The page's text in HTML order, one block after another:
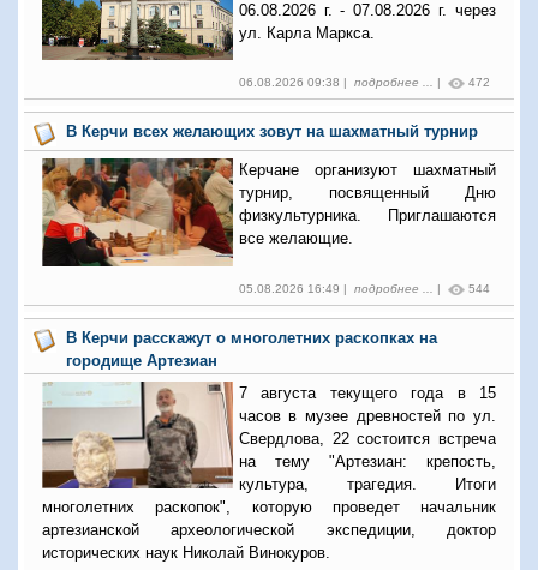
06.08.2026 г. - 07.08.2026 г. через
ул. Карла Маркса.
06.08.2026 09:38 | подробнее ... 472
В Керчи всех желающих зовут на шахматный турнир
Керчане организуют шахматный
турнир, посвященный Дню
физкультурника. Приглашаются
все желающие.
05.08.2026 16:49 | подробнее ... | 544
В Керчи расскажут о многолетних раскопках на
городище Артезиан
7 августа текущего года в 15
часов в музее древностей по ул.
Свердлова, 22 состоится встреча
на тему "Артезиан: крепость,
культура, трагедия. Итоги
многолетних раскопок", которую проведет начальник
артезианской археологической экспедиции, доктор
исторических наук Николай Винокуров.